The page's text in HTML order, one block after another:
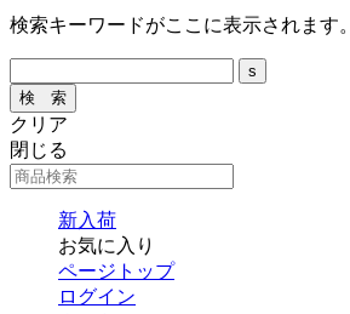
検索キーワードがここに表示されます。
クリア
閉じる
新入荷
お気に入り
ページトップ
ログイン